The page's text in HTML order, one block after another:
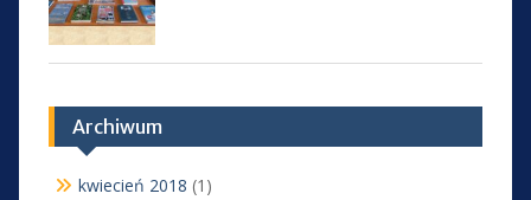
Archiwum
kwiecień 2018 (1)